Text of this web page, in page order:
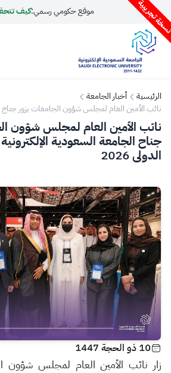
تجريبية موقع حكومي رسمي:كيف
الرئيسية
أخبار الجامعة
نائب الأمين العام لمجلس شؤون الجامعات يزور
الإلكترونية في نافسا الدولي 2026
نائب الأمين العام لمجلس شؤون
جناح الجامعة السعودية
الدولي 2026
10 ذو الحجة 1447
زار نائب الأمين العام لمجلس شؤون